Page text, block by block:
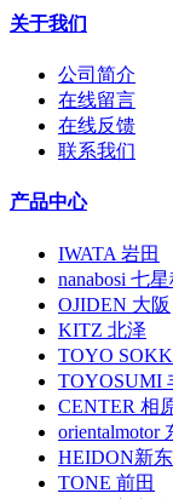
关于我们
公司简介
在线留言
在线反馈
联系我们
产品中心
IWATA 岩田
nanabosi 七
OJIDEN 大阪
KITZ 北泽
TOYO
TOYOSUMI
CENTER 相
orientalmotor
HEIDON新东
TONE 前田